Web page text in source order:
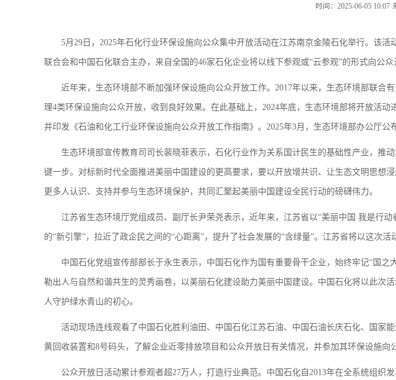
时间：2025-06-05 10:07
5月29日，2025年石化行业环保设施向公众集中开放活动在江苏南京金陵石化举行。该
联合会和中国石化联合主办，来自全国的46家石化企业将以线下参观或“云参观”的形式向公
近年来，生态环境部不断加强环保设施向公众开放工作。2017年以来，生态环境部联
理4类环保设施向公众开放，收到良好效果。在此基础上，2024年底，生态环境部将开放活
并印发《石油和化工行业环保设施向公众开放工作指南》。2025年3月，生态环境部办公厅
生态环境部宣传教育司司长裴晓菲表示，石化行业作为关系国计民生的基础性产业，推
键一步。对标新时代全面推进美丽中国建设的更高要求，要以开放增共识、让生态文明思想
更多人认识、支持并参与生态环境保护，共同汇聚起美丽中国建设全民行动的磅礴伟力。
江苏省生态环境厅党组成员、副厅长尹荣尧表示，近年来，江苏省以“美丽中国 我是行
的“新引擎”，拉近了政企民之间的“心距离”，提升了社会发展的“含绿量”。江苏省将以这次
中国石化党组宣传部部长于永生表示，中国石化作为国有重要骨干企业，始终牢记“国
勒出人与自然和谐共生的灵秀画卷，以美丽石化建设助力美丽中国建设。中国石化将以此次
人守护绿水青山的初心。
活动现场连线观看了中国石化胜利油田、中国石化江苏石油、中国石油长庆石化、国
黄回收装置和8号码头，了解企业近零排放项目和公众开放日有关情况，并参加其环保设施向
公众开放日活动累计参观者超27万人，打造行业典范。中国石化自2013年在全系统组织